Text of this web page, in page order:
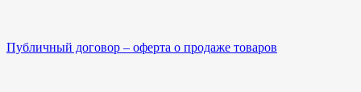
Публичный договор – оферта о продаже товаров